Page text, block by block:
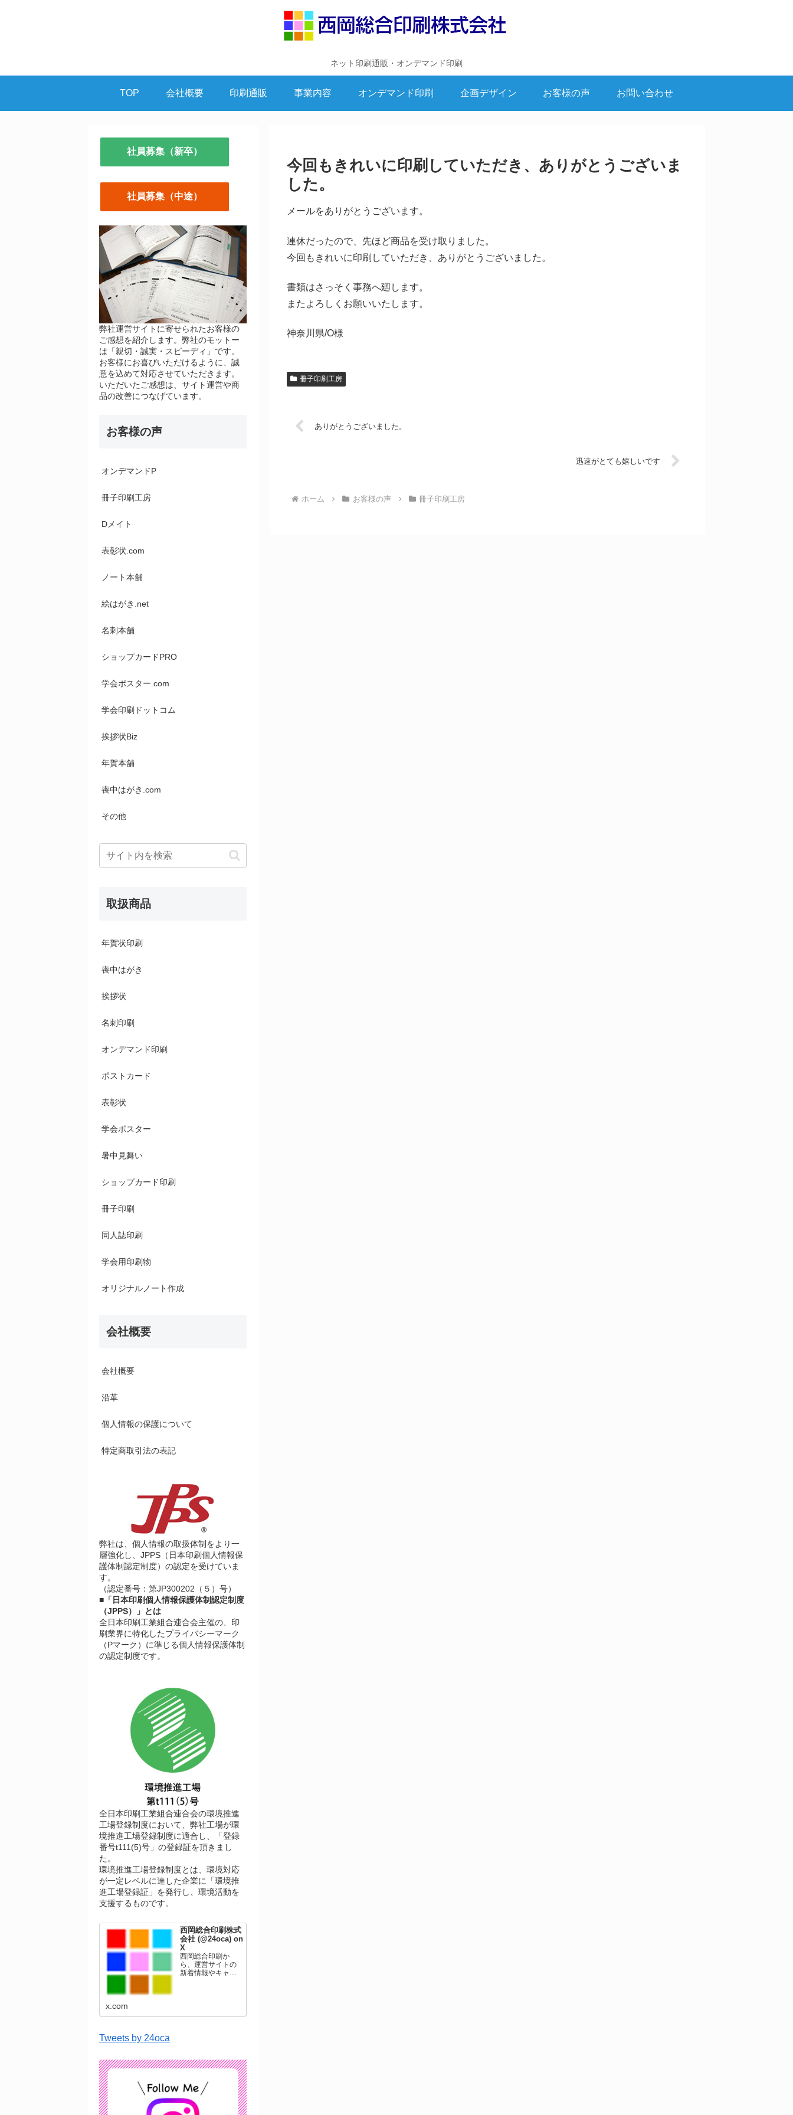
ネット印刷通販・オンデマンド印刷
TOP 会社概要 印刷通販 事業内容 オンデマンド印刷 企画デザイン お客様の声 お問い合わせ
今回もきれいに印刷していただき、ありがとうございま
した。
メールをありがとうございます。
連休だったので、先ほど商品を受け取りました。
今回もきれいに印刷していただき、ありがとうございました。
書類はさっそく事務へ廻します。
またよろしくお願いいたします。
神奈川県/O様
冊子印刷工房
ありがとうございました。
迅速がとても嬉しいです
ホーム お客様の声 冊子印刷工房
社員募集（新卒）
社員募集（中途）
弊社運営サイトに寄せられたお客様の
ご感想を紹介します。弊社のモットー
は「親切・誠実・スピーディ」です。
お客様にお喜びいただけるように、誠
意を込めて対応させていただきます。
いただいたご感想は、サイト運営や商
品の改善につなげています。
お客様の声
オンデマンドP
冊子印刷工房
Dメイト
表彰状.com
ノート本舗
絵はがき.net
名刺本舗
ショップカードPRO
学会ポスター.com
学会印刷ドットコム
挨拶状Biz
年賀本舗
喪中はがき.com
その他
取扱商品
年賀状印刷
喪中はがき
挨拶状
名刺印刷
オンデマンド印刷
ポストカード
表彰状
学会ポスター
暑中見舞い
ショップカード印刷
冊子印刷
同人誌印刷
学会用印刷物
オリジナルノート作成
会社概要
会社概要
沿革
個人情報の保護について
特定商取引法の表記
弊社は、個人情報の取扱体制をより一
層強化し、JPPS（日本印刷個人情報保
護体制認定制度）の認定を受けていま
す。
（認定番号：第JP300202（５）号）
■「日本印刷個人情報保護体制認定制度
（JPPS）」とは
全日本印刷工業組合連合会主催の、印
刷業界に特化したプライバシーマーク
（Pマーク）に準じる個人情報保護体制
の認定制度です。
全日本印刷工業組合連合会の環境推進
工場登録制度において、弊社工場が環
境推進工場登録制度に適合し、「登録
番号t111(5)号」の登録証を頂きまし
た。
環境推進工場登録制度とは、環境対応
が一定レベルに達した企業に「環境推
進工場登録証」を発行し、環境活動を
支援するものです。
西岡総合印刷株式
会社 (@24oca) on
X
西岡総合印刷か
ら、運営サイトの
新着情報やキャン
ています。
x.com
Tweets by 24oca